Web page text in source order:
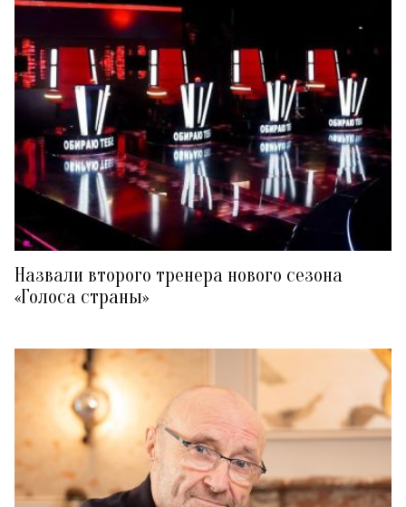
Назвали второго тренера нового сезона
«Голоса страны»